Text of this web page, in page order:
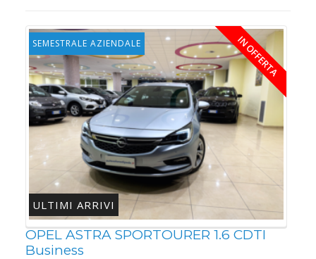
SEMESTRALE AZIENDALE
ULTIMI ARRIVI
IN OFFERTA
OPEL ASTRA SPORTOURER 1.6 CDTI
Business